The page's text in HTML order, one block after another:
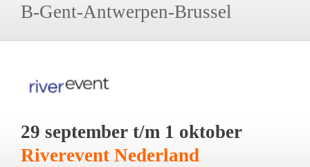
B-Gent-Antwerpen-Brussel
29 september t/m 1 oktober
Riverevent Nederland